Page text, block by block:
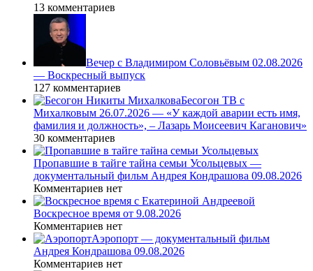
13 комментариев
Вечер с Владимиром Соловьёвым 02.08.2026
— Воскресный выпуск
127 комментариев
Бесогон ТВ с
Михалковым 26.07.2026 — «У каждой аварии есть имя,
фамилия и должность», – Лазарь Моисеевич Каганович»
30 комментариев
Пропавшие в тайге тайна семьи Усольцевых —
документальный фильм Андрея Кондрашова 09.08.2026
Комментариев нет
Воскресное время от 9.08.2026
Комментариев нет
Аэропорт — документальный фильм
Андрея Кондрашова 09.08.2026
Комментариев нет